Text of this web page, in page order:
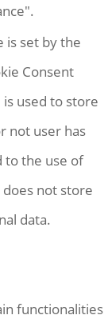
is set by the
Consent
is used to store
not user has
to the use of
not store
data.
functionalities